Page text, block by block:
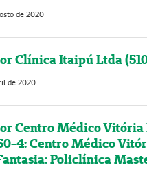
de 2020
Clínica Itaipú Ltda
de 2020
Centro Médico Vitória
4: Centro Médico
Policlínica